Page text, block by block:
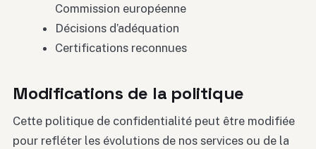
Commission européenne
Décisions d’adéquation
Certifications reconnues
Modifications de la politique
Cette politique de confidentialité peut être modifiée
pour refléter les évolutions de nos services ou de la